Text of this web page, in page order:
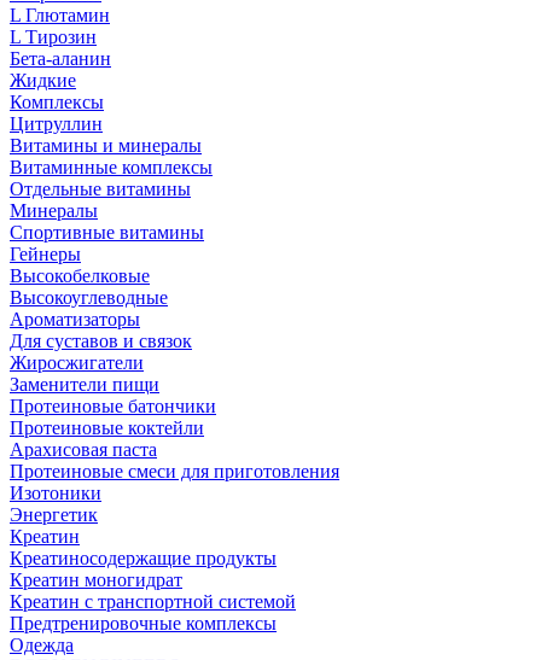
L Глютамин
L Тирозин
Бета-аланин
Жидкие
Комплексы
Цитруллин
Витамины и минералы
Витаминные комплексы
Отдельные витамины
Минералы
Спортивные витамины
Гейнеры
Высокобелковые
Высокоуглеводные
Ароматизаторы
Для суставов и связок
Жиросжигатели
Заменители пищи
Протеиновые батончики
Протеиновые коктейли
Арахисовая паста
Протеиновые смеси для приготовления
Изотоники
Энергетик
Креатин
Креатиносодержащие продукты
Креатин моногидрат
Креатин с транспортной системой
Предтренировочные комплексы
Одежда